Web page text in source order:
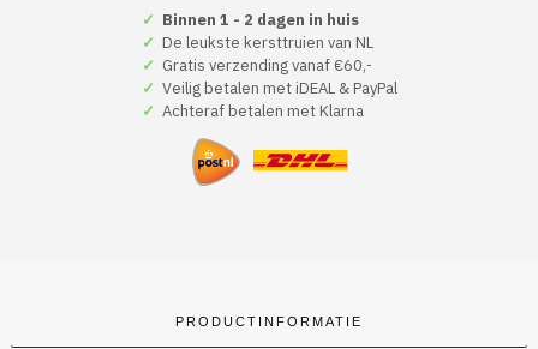
✓ Binnen 1 - 2 dagen in huis
✓ De leukste kersttruien van NL
✓ Gratis verzending vanaf €60,-
✓ Veilig betalen met iDEAL & PayPal
✓ Achteraf betalen met Klarna
PRODUCTINFORMATIE